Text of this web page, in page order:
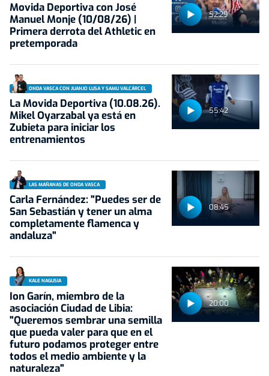
52:29
Movida Deportiva con José
Manuel Monje (10/08/26) |
Primera derrota del Athletic en
pretemporada
55:42
ONDA VASCA CON JUANJO LUSA Y SAMU VALCÁRCEL
La Movida Deportiva (10.08.26).
Mikel Oyarzabal ya está en
Zubieta para iniciar los
entrenamientos
08:45
LAS MAÑANAS DE ONDA VASCA
Carla Fernández: "Puedes ser de
San Sebastián y tener un alma
completamente flamenca y
andaluza"
20:00
KALE NAGUSIA
Ion Garín, miembro de la
asociación Ciudad de Libia:
"Queremos sembrar una semilla
que pueda valer para que en el
futuro podamos proteger entre
todos el medio ambiente y la
naturaleza"